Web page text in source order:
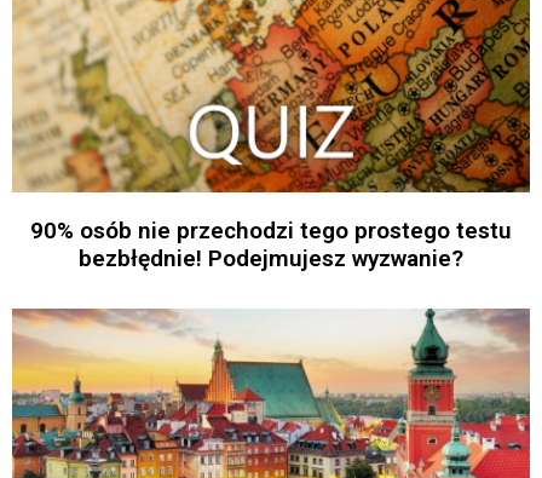
90% osób nie przechodzi tego prostego testu
bezbłędnie! Podejmujesz wyzwanie?